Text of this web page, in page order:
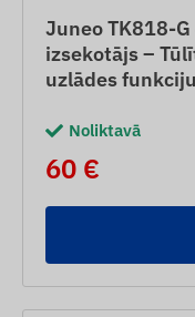
Juneo TK818-G
izsekotājs –
uzlādes funkciju
Noliktavā
60 €